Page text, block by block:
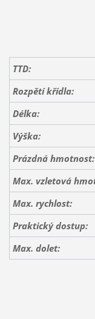
TTD:
Rozpětí křídla:
Délka:
Výška:
Prázdná hmotnost:
Max. vzletová
Max. rychlost:
Praktický dostup:
Max. dolet: